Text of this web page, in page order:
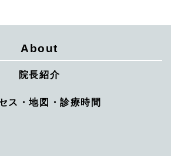
About
院長紹介
ス・地図・診療時間